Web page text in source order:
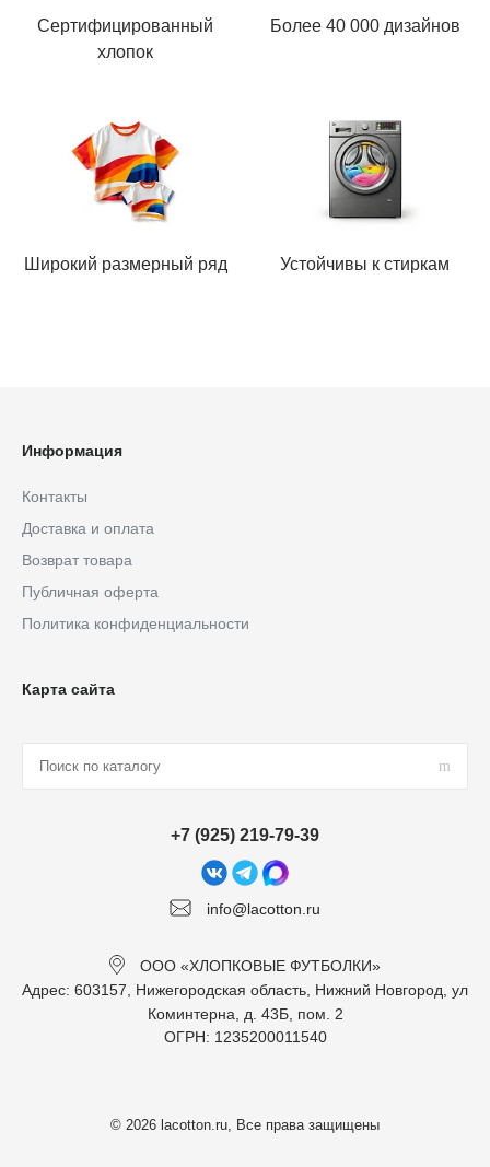
Сертифицированный
хлопок
Более 40 000 дизайнов
Широкий размерный ряд Устойчивы к стиркам
Информация
Контакты
Доставка и оплата
Возврат товара
Публичная оферта
Политика конфиденциальности
Карта сайта
info@lacotton.ru
+7 (925) 219-79-39
ООО «ХЛОПКОВЫЕ ФУТБОЛКИ»
Адрес: 603157, Нижегородская область, Нижний Новгород, ул
Коминтерна, д. 43Б, пом. 2
ОГРН: 1235200011540
© 2026 lacotton.ru, Все права защищены